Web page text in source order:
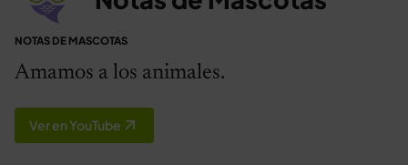
NOTAS DE MASCOTAS
Amamos a los animales.
Ver en YouTube